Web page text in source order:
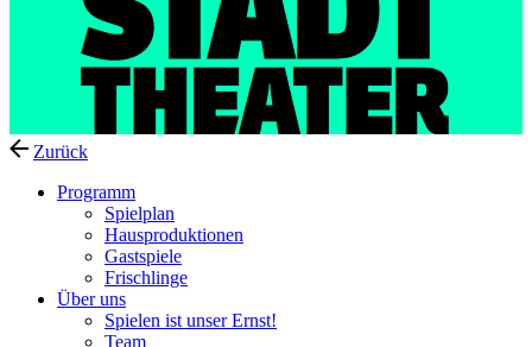
Zurück
Programm
Spielplan
Hausproduktionen
Gastspiele
Frischlinge
Über uns
Spielen ist unser Ernst!
Team